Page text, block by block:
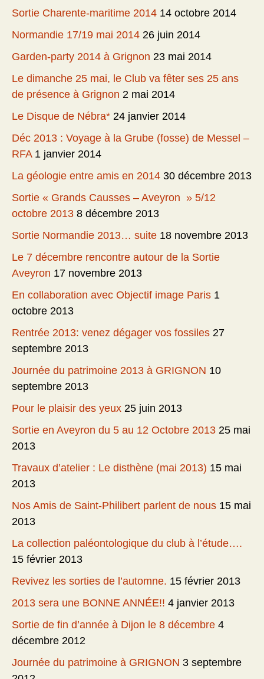
Sortie Charente-maritime 2014 14 octobre 2014
Normandie 17/19 mai 2014 26 juin 2014
Garden-party 2014 à Grignon 23 mai 2014
Le dimanche 25 mai, le Club va fêter ses 25 ans
de présence à Grignon 2 mai 2014
Le Disque de Nébra* 24 janvier 2014
Déc 2013 : Voyage à la Grube (fosse) de Messel –
RFA 1 janvier 2014
La géologie entre amis en 2014 30 décembre 2013
Sortie « Grands Causses – Aveyron » 5/12
octobre 2013 8 décembre 2013
Sortie Normandie 2013… suite 18 novembre 2013
Le 7 décembre rencontre autour de la Sortie
Aveyron 17 novembre 2013
En collaboration avec Objectif image Paris 1
octobre 2013
Rentrée 2013: venez dégager vos fossiles 27
septembre 2013
Journée du patrimoine 2013 à GRIGNON 10
septembre 2013
Pour le plaisir des yeux 25 juin 2013
Sortie en Aveyron du 5 au 12 Octobre 2013 25 mai
2013
Travaux d’atelier : Le disthène (mai 2013) 15 mai
2013
Nos Amis de Saint-Philibert parlent de nous 15 mai
2013
La collection paléontologique du club à l’étude….
15 février 2013
Revivez les sorties de l’automne. 15 février 2013
2013 sera une BONNE ANNÉE!! 4 janvier 2013
Sortie de fin d’année à Dijon le 8 décembre 4
décembre 2012
Journée du patrimoine à GRIGNON 3 septembre